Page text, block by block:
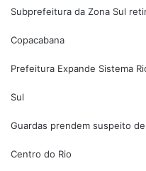
Subprefeitura da Zona Sul
Copacabana
Prefeitura Expande Sistema
Sul
Guardas prendem suspeito
Centro do Rio